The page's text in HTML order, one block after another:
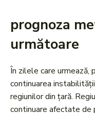
prognoza
următoare
În zilele care urmează,
continuarea
regiunilor din țară.
continuare afectate de